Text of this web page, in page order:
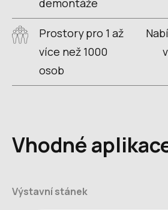
Prostory pro 1 až
více než 1000
osob
Vhodné
Výstavní stánek